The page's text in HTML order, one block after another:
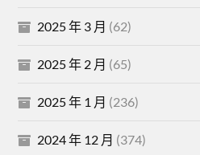
2025 年 3 月 (62)
2025 年 2 月 (65)
2025 年 1 月 (236)
2024 年 12 月 (374)